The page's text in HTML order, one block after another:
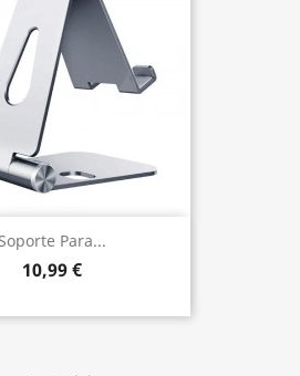
Para...
10,99 €